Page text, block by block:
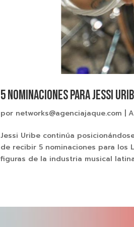
5 NOMINACIONES PARA JESSI
por networks@agenciajaque.com |
Jessi Uribe continúa
de recibir 5 nominaciones para los
figuras de la industria musical latina.